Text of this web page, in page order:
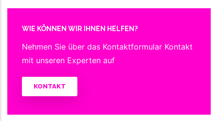
WIE KÖNNEN WIR IHNEN HELFEN?
Nehmen Sie über das Kontaktformular Kontakt
mit unseren Experten auf
KONTAKT